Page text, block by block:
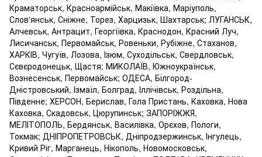
Краматорськ, Красноармійськ, Макіївка, Маріуполь,
Слов'янськ, Сніжне, Торез, Харцизьк, Шахтарськ; ЛУГАНСЬК,
Алчевськ, Антрацит, Георгіївка, Краснодон, Красний Луч,
Лисичанськ, Первомайськ, Ровеньки, Рубіжне, Стаханов,
ХАРКІВ, Чугуїв, Лозова, Ізюм, Суходільськ, Свердловськ,
Сєвєродонецьк, Щастя; МИКОЛАЇВ, Южноукраїнськ,
Вознесенськ, Первомайськ; ОДЕСА, Білгород-
Дністровський, Ізмаїл, Болград, Іллічівськ, Роздільна,
Південне; ХЕРСОН, Берислав, Гола Пристань, Каховка, Нова
Каховка, Скадовськ, Цюрупинськ; ЗАПОРІЖЖЯ,
МЕЛІТОПОЛЬ, Бердянськ, Василівка, Орєхов, Пологи,
Токмак; ДНІПРОПЕТРОВСЬК, Дніпродзержинськ, Інгулець,
Кривий Ріг, Марганець, Нікополь, Новомосковськ,